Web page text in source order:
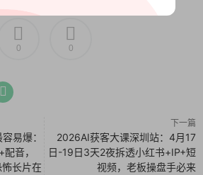
0 0
易爆：
音，
长片在
下一篇
2026AI获客大课深圳站：4月17
日-19日3天2夜拆透小红书+IP+短
视频，老板操盘手必来